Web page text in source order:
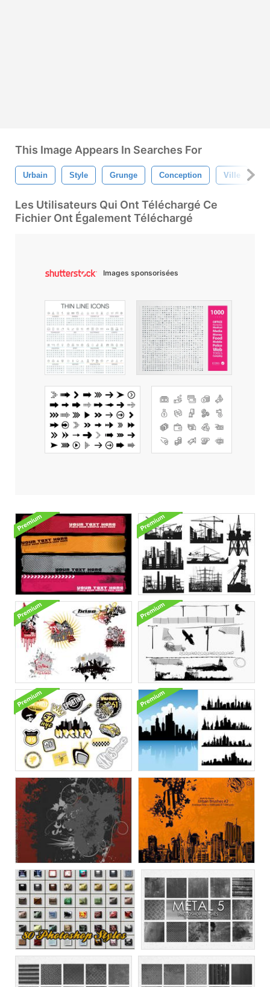
This Image Appears In Searches For
Urbain Style Grunge Conception Ville
Les Utilisateurs Qui Ont Téléchargé Ce
Fichier Ont Également Téléchargé
Images sponsorisées